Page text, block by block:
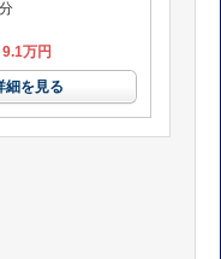
分
万円
細を見る